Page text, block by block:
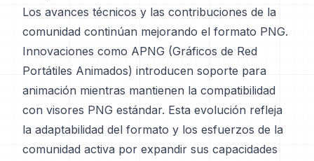
Los avances técnicos y las contribuciones de la
comunidad continúan mejorando el formato PNG.
Innovaciones como APNG (Gráficos de Red
Portátiles Animados) introducen soporte para
animación mientras mantienen la compatibilidad
con visores PNG estándar. Esta evolución refleja
la adaptabilidad del formato y los esfuerzos de la
comunidad activa por expandir sus capacidades